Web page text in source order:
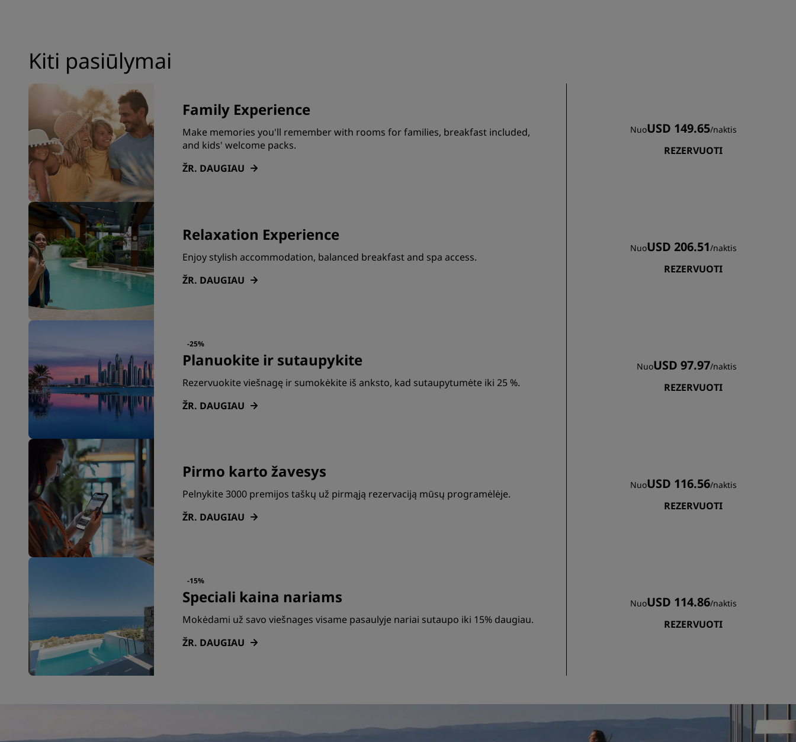
Kiti pasiūlymai
Family Experience
Make memories you'll remember with rooms for families, breakfast included,
and kids' welcome packs.
ŽR. DAUGIAU
NuoUSD 149.65/naktis
REZERVUOTI
Relaxation Experience
Enjoy stylish accommodation, balanced breakfast and spa access.
ŽR. DAUGIAU
NuoUSD 206.51/naktis
REZERVUOTI
-25%
Planuokite ir sutaupykite
Rezervuokite viešnagę ir sumokėkite iš anksto, kad sutaupytumėte iki 25 %.
ŽR. DAUGIAU
NuoUSD 97.97/naktis
REZERVUOTI
Pirmo karto žavesys
Pelnykite 3000 premijos taškų už pirmąją rezervaciją mūsų programėlėje.
ŽR. DAUGIAU
NuoUSD 116.56/naktis
REZERVUOTI
-15%
Speciali kaina nariams
Mokėdami už savo viešnages visame pasaulyje nariai sutaupo iki 15% daugiau.
ŽR. DAUGIAU
NuoUSD 114.86/naktis
REZERVUOTI